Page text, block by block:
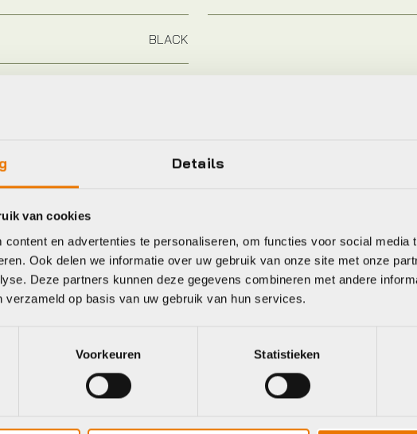
Details
van cookies
content en advertenties te personaliseren, om functies voor social media
Ook delen we informatie over uw gebruik van onze site met onze
Deze partners kunnen deze gegevens combineren met andere
verzameld op basis van uw gebruik van hun services.
Voorkeuren Statistieken
BLACK
Giant